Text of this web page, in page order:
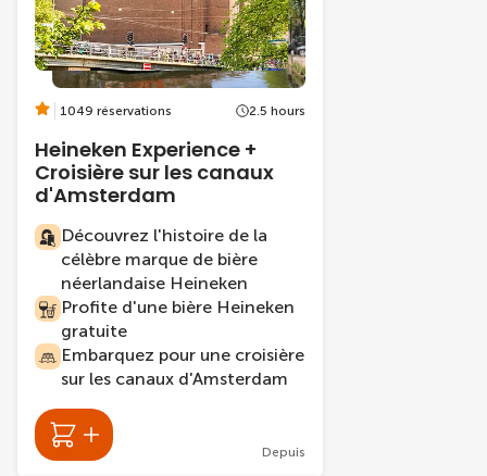
1049 réservations 2.5 hours
Heineken Experience +
Croisière sur les canaux
d'Amsterdam
Découvrez l'histoire de la
célèbre marque de bière
néerlandaise Heineken
Profite d'une bière Heineken
gratuite
Embarquez pour une croisière
sur les canaux d'Amsterdam
Depuis